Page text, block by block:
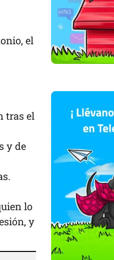
el
tras el
y de
lo
y